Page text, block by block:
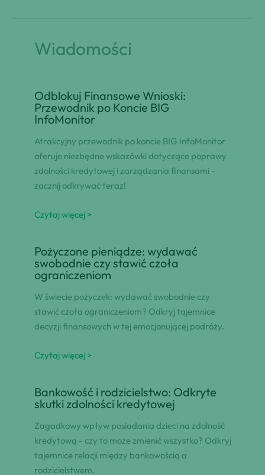
Wiadomości
Odblokuj Finansowe Wnioski:
Przewodnik po Koncie BIG
InfoMonitor
Atrakcyjny przewodnik po koncie BIG InfoMonitor
oferuje niezbędne wskazówki dotyczące poprawy
zdolności kredytowej i zarządzania finansami -
zacznij odkrywać teraz!
Czytaj więcej >
Pożyczone pieniądze: wydawać
swobodnie czy stawić czoła
ograniczeniom
W świecie pożyczek: wydawać swobodnie czy
stawić czoła ograniczeniom? Odkryj tajemnice
decyzji finansowych w tej emocjonującej podróży.
Czytaj więcej >
Bankowość i rodzicielstwo: Odkryte
skutki zdolności kredytowej
Zagadkowy wpływ posiadania dzieci na zdolność
kredytową - czy to może zmienić wszystko? Odkryj
tajemnice relacji między bankowością a
rodzicielstwem.